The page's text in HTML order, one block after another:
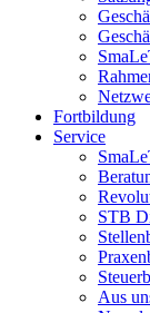
Fortbildung
Service
STB
Aus